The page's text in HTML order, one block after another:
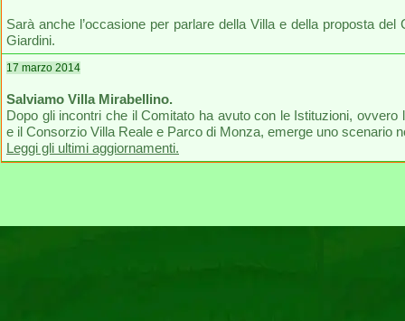
Sarà anche l’occasione per parlare della Villa e della proposta
Giardini.
17 marzo 2014
Salviamo Villa Mirabellino.
Dopo gli incontri che il Comitato ha avuto con le Istituzioni, ovvero
e il Consorzio Villa Reale e Parco di Monza, emerge uno scenario
Leggi gli ultimi aggiornamenti.